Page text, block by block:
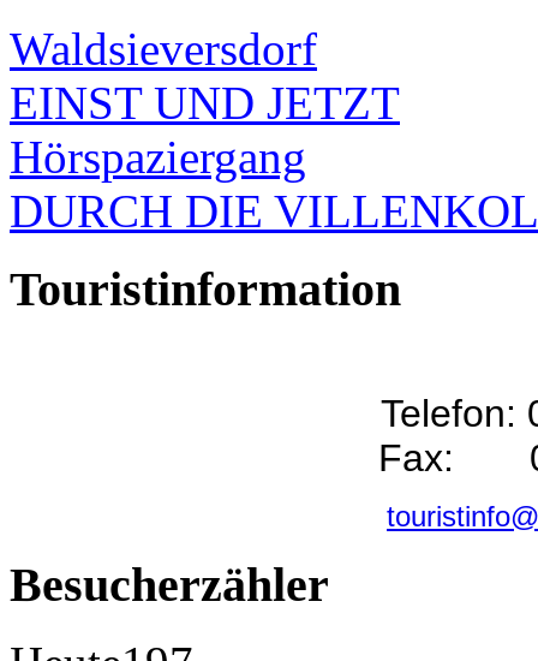
Waldsieversdorf
EINST UND JETZT
Hörspaziergang
DURCH DIE
Touristinformation
Telefon:
Fax:
Besucherzähler